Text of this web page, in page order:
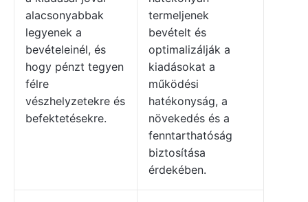
alacsonyabbak
legyenek a
bevételeinél, és
hogy pénzt tegyen
félre
vészhelyzetekre és
befektetésekre.
termeljenek
bevételt és
optimalizálják a
kiadásokat a
működési
hatékonyság, a
növekedés és a
fenntarthatóság
biztosítása
érdekében.